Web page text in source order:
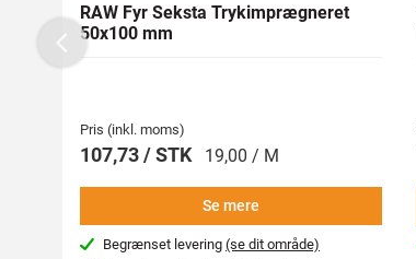
RAW Fyr Seksta Trykimprægneret
50x100 mm
Pris (inkl. moms)
107,73 / STK 19,00 / M
Se mere
Begrænset levering(se dit område)
Previous